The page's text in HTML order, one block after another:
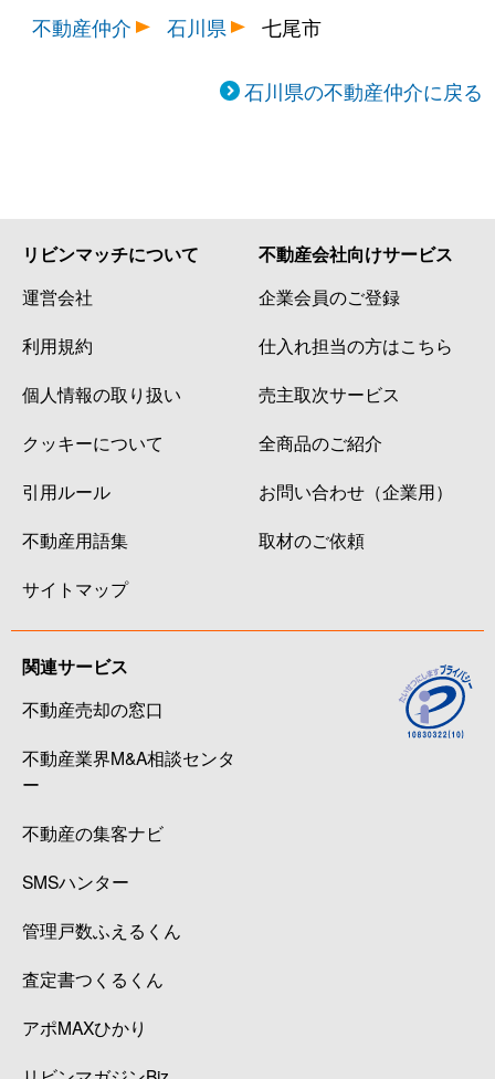
不動産仲介
石川県 七尾市
石川県の不動産仲介に戻る
リビンマッチについて
運営会社
利用規約
個人情報の取り扱い
クッキーについて
引用ルール
不動産用語集
サイトマップ
不動産会社向けサービス
企業会員のご登録
仕入れ担当の方はこちら
売主取次サービス
全商品のご紹介
お問い合わせ（企業用）
取材のご依頼
関連サービス
不動産売却の窓口
不動産業界M&A相談センタ
ー
不動産の集客ナビ
SMSハンター
管理戸数ふえるくん
査定書つくるくん
アポMAXひかり